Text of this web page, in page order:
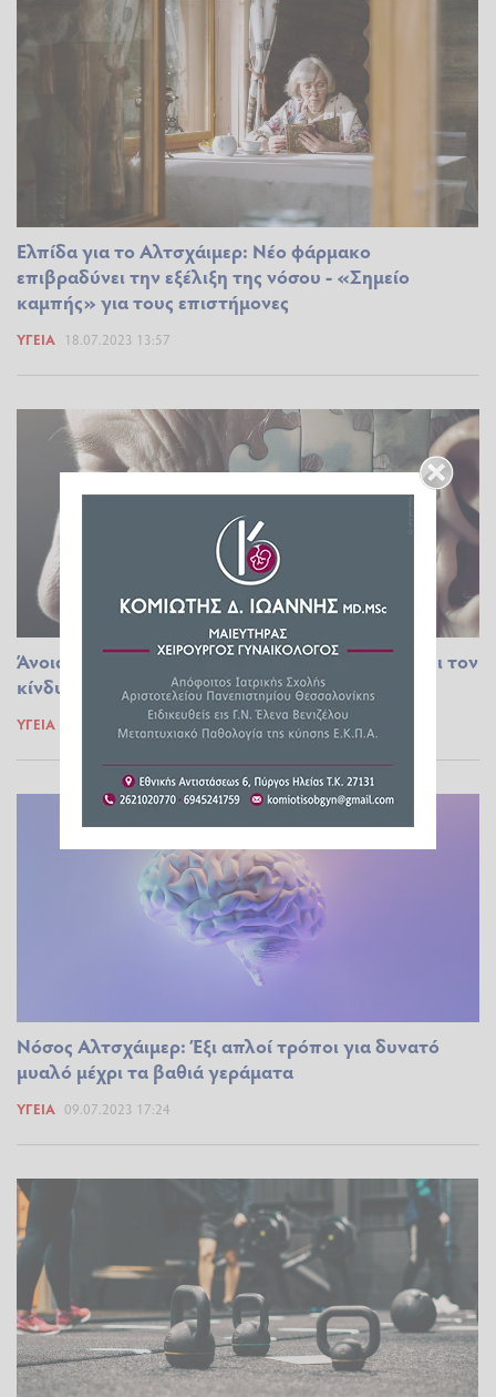
Eλπίδα για το Αλτσχάιμερ: Νέο φάρμακο
επιβραδύνει την εξέλιξη της νόσου - «Σημείο
καμπής» για τους επιστήμονες
ΥΓΕΊΑ 18.07.2023 13:57
Άνοια: Το καθημερινό κόλπο των 10′ που μειώνει τον
κίνδυνο
ΥΓΕΊΑ 16.07.2023 20:58
Νόσος Αλτσχάιμερ: Έξι απλοί τρόποι για δυνατό
μυαλό μέχρι τα βαθιά γεράματα
ΥΓΕΊΑ 09.07.2023 17:24